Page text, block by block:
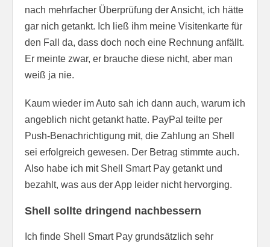
nach mehrfacher Überprüfung der Ansicht, ich hätte
gar nich getankt. Ich ließ ihm meine Visitenkarte für
den Fall da, dass doch noch eine Rechnung anfällt.
Er meinte zwar, er brauche diese nicht, aber man
weiß ja nie.
Kaum wieder im Auto sah ich dann auch, warum ich
angeblich nicht getankt hatte. PayPal teilte per
Push-Benachrichtigung mit, die Zahlung an Shell
sei erfolgreich gewesen. Der Betrag stimmte auch.
Also habe ich mit Shell Smart Pay getankt und
bezahlt, was aus der App leider nicht hervorging.
Shell sollte dringend nachbessern
Ich finde Shell Smart Pay grundsätzlich sehr